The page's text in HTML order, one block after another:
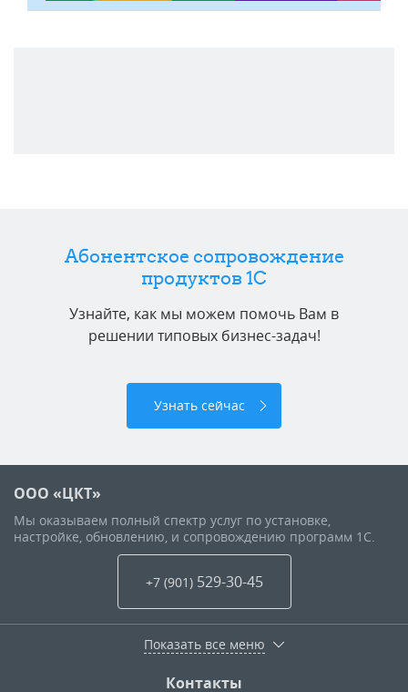
Абонентское сопровождение
продуктов 1C
Узнайте, как мы можем помочь Вам в
решении типовых бизнес-задач!
Узнать сейчас
ООО «ЦКТ»
Мы оказываем полный спектр услуг по установке,
настройке, обновлению, и сопровождению программ 1С.
+7 (901) 529-30-45
Показать все меню
Контакты